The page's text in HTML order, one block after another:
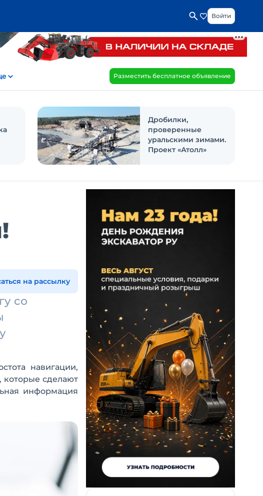
Войти
Разместить бесплатное объявление
Дробилки,
проверенные
уральскими зимами.
Проект «Атолл»
на рассылку
со
навигации,
которые сделают
информация